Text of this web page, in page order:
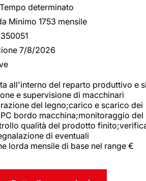
Tempo determinato
Minimo 1753 mensile
350051
7/8/2026
all'interno del reparto produttivo e
e supervisione di macchinari
del legno;carico e scarico dei
bordo macchina;monitoraggio del
qualità del prodotto
di eventuali
lorda mensile di base nel range €